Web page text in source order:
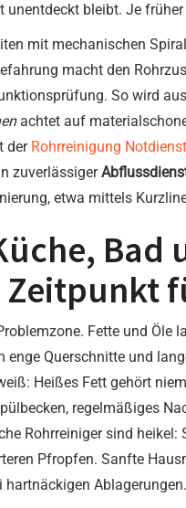
unentdeckt bleibt. Je
mit mechanischen
macht den
So wird
achtet auf
der Rohrreinigung
zuverlässiger
etwa mittels
Bad
Fette und Öle
enge Querschnitte und
Heißes Fett gehört
regelmäßiges
Rohrreiniger sind
Pfropfen. Sanfte
Ablagerungen.